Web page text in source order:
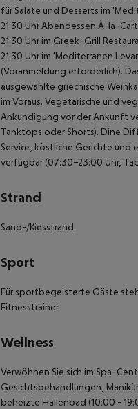
für Salate und Desserts im
21:30 Uhr Abendessen À-la-
21:30 Uhr im Greek-Grill
21:30 Uhr im 'Mediterranen
(Voranmeldung erforderlich).
ausgewählte griechische
im Voraus. Vegetarische und
Ankündigung vor der Ankunft
Tanktops oder Shorts). Dine
Service, köstliche Gerichte und
verfügbar (07:30–23:00 Uhr,
Strand
Sand-/Kiesstrand.
Sport
Für sportbegeisterte Gäste
Fitnesstrainer.
Wellness
Verwöhnen Sie sich im Spa-
Gesichtsbehandlungen,
beheizte Hallenbad (10:00 -